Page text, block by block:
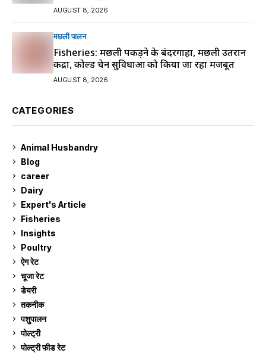
AUGUST 8, 2026
मछली पालन
Fisheries: मछली पकड़ने के बंदरगाहों, मछली उतरान
केंद्रों, कोल्ड चेन सुविधाओं को किया जा रहा मजबूत
AUGUST 8, 2026
CATEGORIES
Animal Husbandry
Blog
career
Dairy
Expert's Article
Fisheries
Insights
Poultry
ऐग रेट
चूजा रेट
डेयरी
तकनीक
पशुपालन
पोल्ट्री
पोल्ट्री फीड रेट